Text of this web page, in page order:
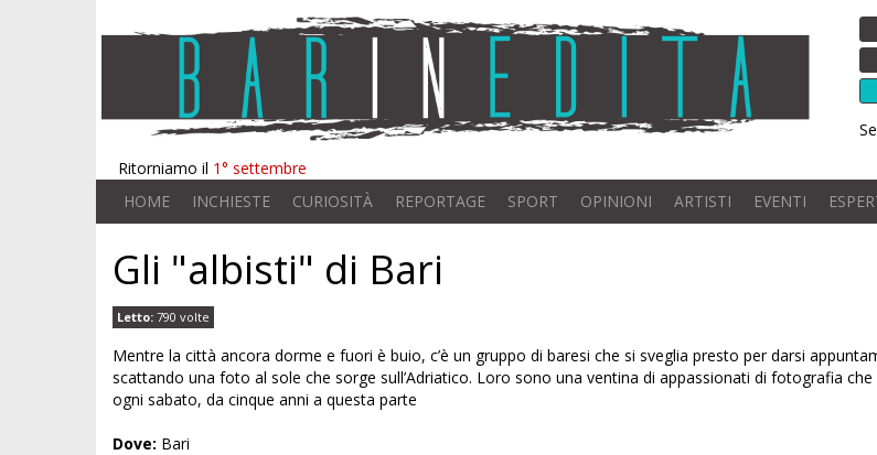
Ritorniamo il 1° settembre
HOME INCHIESTE CURIOSITÀ REPORTAGE SPORT OPINIONI ARTISTI EVENTI
Gli "albisti" di Bari
Letto: 790 volte
Mentre la città ancora dorme e fuori è buio, c’è un gruppo di baresi che si sveglia presto per darsi
scattando una foto al sole che sorge sull’Adriatico. Loro sono una ventina di appassionati di fotografia
ogni sabato, da cinque anni a questa parte
Dove: Bari